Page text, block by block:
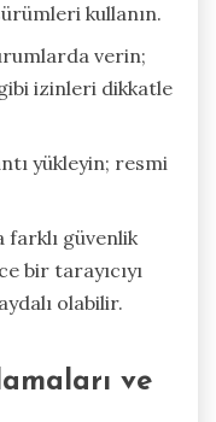
kullanın.
verin;
izinleri dikkatle
yükleyin; resmi
farklı güvenlik
bir tarayıcıyı
olabilir.
ve